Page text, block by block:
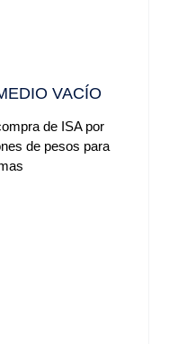
VACÍO
de ISA por
de pesos para